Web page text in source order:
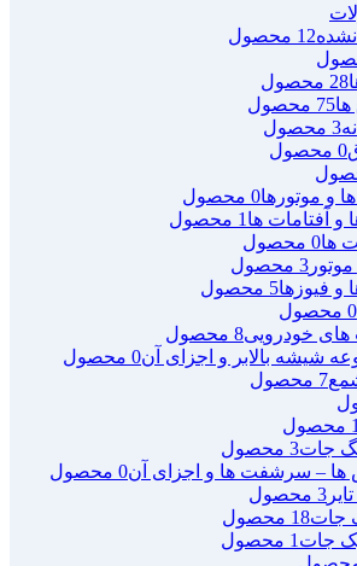
12 محصول
28 محصول
75 محصول
3 محصول
0 محصول
و موتورها0 محصول
و آفتامات ها 1 محصول
ها0 محصول
3 محصول
و فیوزها5 محصول
0 محصول
های خودرویی8 محصول
شیشه بالابر و اجزای آن0 محصول
7 محصول
جات3 محصول
ها – سرشفت ها و اجزای آن0 محصول
3 محصول
جات18 محصول
جات 1 محصول